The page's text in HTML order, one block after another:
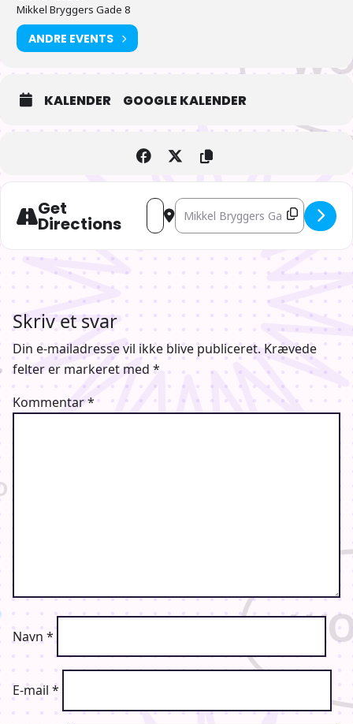
Mikkel Bryggers Gade 8
ANDRE EVENTS
KALENDER GOOGLE KALENDER
Get
Directions
Address - Slottet i Cagliostro
Destination Address - Slottet i
Skriv et svar
Din e-mailadresse vil ikke blive publiceret. Krævede
felter er markeret med *
Kommentar*
Navn *
E-mail *